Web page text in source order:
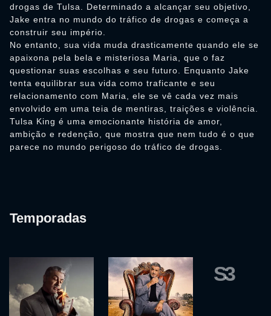
drogas de Tulsa. Determinado a alcançar seu objetivo,
Jake entra no mundo do tráfico de drogas e começa a
construir seu império.
No entanto, sua vida muda drasticamente quando ele se
apaixona pela bela e misteriosa Maria, que o faz
questionar suas escolhas e seu futuro. Enquanto Jake
tenta equilibrar sua vida como traficante e seu
relacionamento com Maria, ele se vê cada vez mais
envolvido em uma teia de mentiras, traições e violência.
Tulsa King é uma emocionante história de amor,
ambição e redenção, que mostra que nem tudo é o que
parece no mundo perigoso do tráfico de drogas.
Temporadas
S3